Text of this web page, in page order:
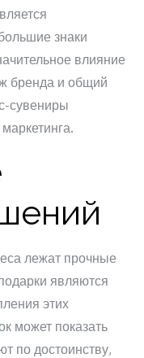
знаки
влияние
бренда и общий
сувениры
лежат прочные
являются
этих
может показать
по достоинству,